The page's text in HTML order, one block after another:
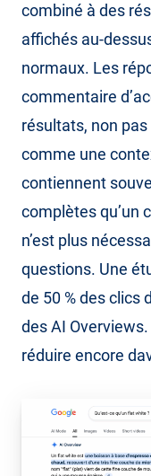
combiné à des
affichés au-
normaux. Les
commentaire
résultats, non
comme une
contiennent
complètes qu’un
n’est plus
questions. Une
de 50 % des clics
des AI
réduire encore